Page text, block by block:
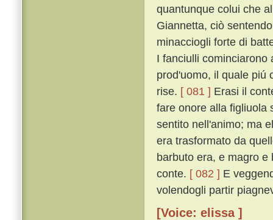
quantunque colui che
Giannetta, ciò
minacciogli forte di
I fanciulli cominciarono
prod'uomo, il quale piú
rise. [ 081 ] Erasi il
fare onore alla figliuola
sentito nell'animo; ma
era trasformato da
barbuto era, e magro
conte. [ 082 ] E
volendogli partir
[Voice: elissa ]